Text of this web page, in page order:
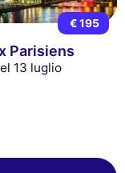
€ 195
Parisiens
13 luglio